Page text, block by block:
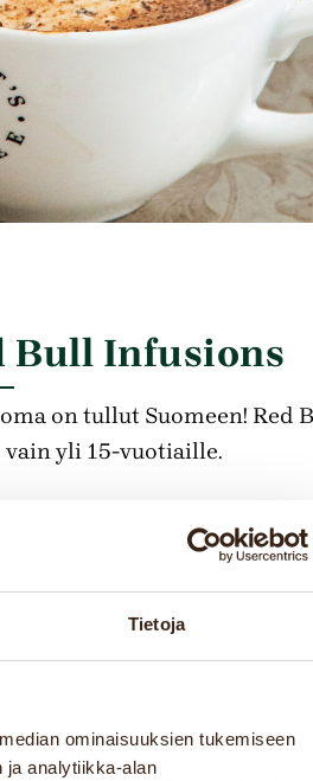
Tietoja
ominaisuuksien tukemiseen
ja analytiikka-alan
Bull Infusions
on tullut Suomeen! Red
vain yli 15-vuotiaille.